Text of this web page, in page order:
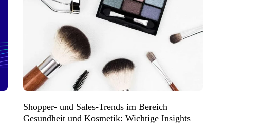
Shopper- und Sales-Trends im Bereich
Gesundheit und Kosmetik: Wichtige Insights